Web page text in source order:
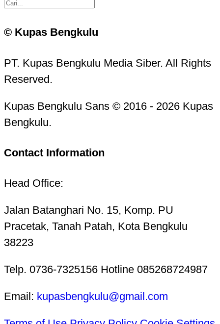
© Kupas Bengkulu
PT. Kupas Bengkulu Media Siber. All Rights
Reserved.
Kupas Bengkulu Sans © 2016 - 2026 Kupas
Bengkulu.
Contact Information
Head Office:
Jalan Batanghari No. 15, Komp. PU
Pracetak, Tanah Patah, Kota Bengkulu
38223
Telp. 0736-7325156 Hotline 085268724987
Email: kupasbengkulu@gmail.com